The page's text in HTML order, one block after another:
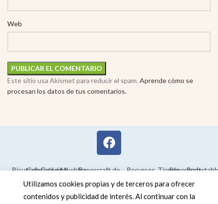
Web
Este sitio usa Akismet para reducir el spam. Aprende cómo se
procesan los datos de tus comentarios.
BisuteríaColorear
Galería
LegalMueblesPapercraft de
Maquetas en
Recursos
educativos
TiendaPapercraft
Utilizamos cookies propias y de terceros para ofrecer
contenidos y publicidad de interés. Al continuar con la